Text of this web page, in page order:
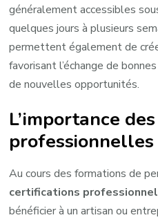
généralement accessibles
quelques jours à plusieurs
permettent également de
favorisant l’échange de
de nouvelles opportunités.
L’importance
professionnelles
Au cours des formations de
certifications
bénéficier à un artisan ou